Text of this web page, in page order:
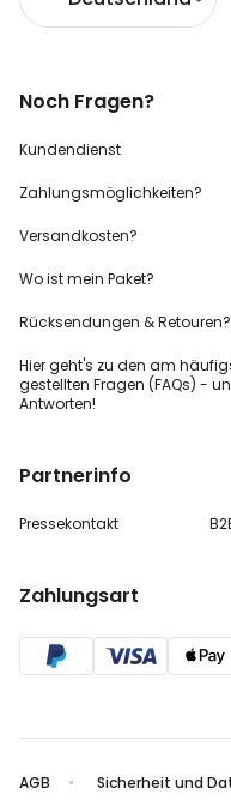
Noch Fragen?
Kundendienst
Zahlungsmöglichkeiten?
Versandkosten?
Wo ist mein Paket?
Rücksendungen & Retouren?
Hier geht's zu den am
gestellten Fragen (FAQs) -
Antworten!
Partnerinfo
Pressekontakt
Zahlungsart
AGB Sicherheit und